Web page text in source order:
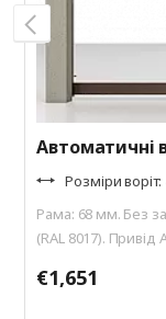
Автоматичні
Розміри
Рама: 68 мм. Без
(RAL 8017). Привід
€1,651